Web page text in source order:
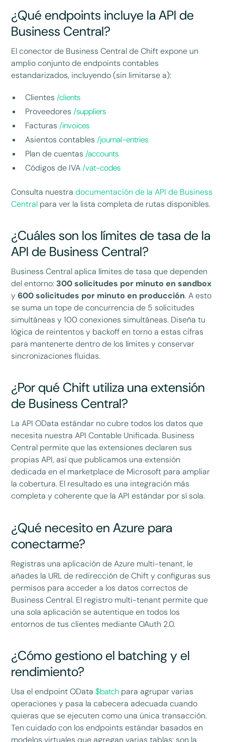
¿Qué endpoints incluye la API de
Business Central?
El conector de Business Central de Chift expone un
amplio conjunto de endpoints contables
estandarizados, incluyendo (sin limitarse a):
Clientes /clients
Proveedores /suppliers
Facturas /invoices
Asientos contables /journal-entries
Plan de cuentas /accounts
Códigos de IVA /vat-codes
Consulta nuestradocumentación de la API de Business
Central para ver la lista completa de rutas disponibles.
¿Cuáles son los límites de tasa de la
API de Business Central?
Business Central aplica límites de tasa que dependen
del entorno: 300 solicitudes por minuto en sandbox
y600 solicitudes por minuto en producción. A esto
se suma un tope de concurrencia de 5 solicitudes
simultáneas y 100 conexiones simultáneas. Diseña tu
lógica de reintentos y backoff en torno a estas cifras
para mantenerte dentro de los límites y conservar
sincronizaciones fluidas.
¿Por qué Chift utiliza una extensión
de Business Central?
La API OData estándar no cubre todos los datos que
necesita nuestra API Contable Unificada. Business
Central permite que las extensiones declaren sus
propias API, así que publicamos una extensión
dedicada en el marketplace de Microsoft para ampliar
la cobertura. El resultado es una integración más
completa y coherente que la API estándar por sí sola.
¿Qué necesito en Azure para
conectarme?
Registras una aplicación de Azure multi-tenant, le
añades la URL de redirección de Chift y configuras sus
permisos para acceder a los datos correctos de
Business Central. El registro multi-tenant permite que
una sola aplicación se autentique en todos los
entornos de tus clientes mediante OAuth 2.0.
¿Cómo gestiono el batching y el
rendimiento?
Usa el endpoint OData$batch para agrupar varias
operaciones y pasa la cabecera adecuada cuando
quieras que se ejecuten como una única transacción.
Ten cuidado con los endpoints estándar basados en
modelos virtuales que agregan varias tablas: son la